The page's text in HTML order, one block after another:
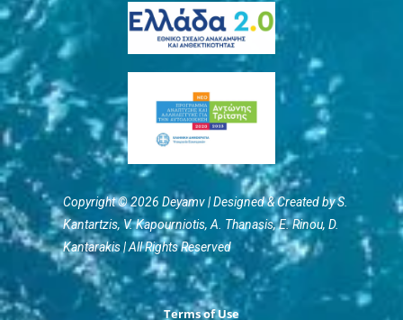
Copyright © 2026 Deyamv | Designed & Created by S.
Kantartzis, V. Kapourniotis, Α. Thanasis, E. Rinou, D.
Kantarakis | All Rights Reserved
Terms of Use